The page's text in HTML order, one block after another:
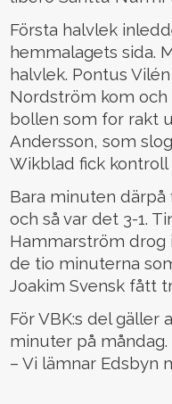
Första halvlek
hemmalagets sida.
halvlek. Pontus
Nordström kom och
bollen som for rakt
Andersson, som
Wikblad fick
Bara minuten därpå
och så var det 3-1.
Hammarström drog
de tio minuterna
Joakim Svensk fått
För VBK:s del
minuter på måndag.
– Vi lämnar Edsbyn